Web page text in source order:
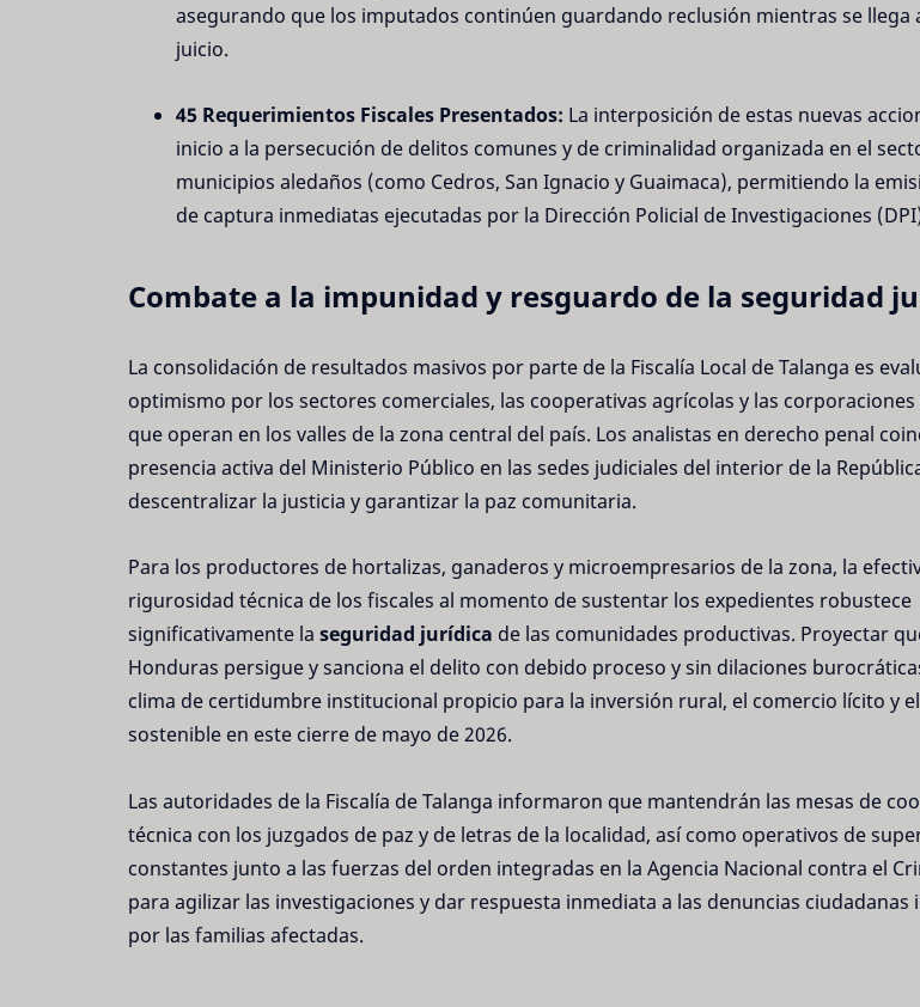
asegurando que los imputados continúen guardando reclusión mientras se llega
juicio.
45 Requerimientos Fiscales Presentados: La interposición de estas nuevas
inicio a la persecución de delitos comunes y de criminalidad organizada en el
municipios aledaños (como Cedros, San Ignacio y Guaimaca), permitiendo la
de captura inmediatas ejecutadas por la Dirección Policial de Investigaciones
Combate a la impunidad y resguardo de la seguridad
La consolidación de resultados masivos por parte de la Fiscalía Local de Talanga es
optimismo por los sectores comerciales, las cooperativas agrícolas y las
que operan en los valles de la zona central del país. Los analistas en derecho penal
presencia activa del Ministerio Público en las sedes judiciales del interior de la
descentralizar la justicia y garantizar la paz comunitaria.
Para los productores de hortalizas, ganaderos y microempresarios de la zona, la
rigurosidad técnica de los fiscales al momento de sustentar los expedientes robustece
significativamente la seguridad jurídica de las comunidades productivas. Proyectar
Honduras persigue y sanciona el delito con debido proceso y sin dilaciones
clima de certidumbre institucional propicio para la inversión rural, el comercio lícito y
sostenible en este cierre de mayo de 2026.
Las autoridades de la Fiscalía de Talanga informaron que mantendrán las mesas de
técnica con los juzgados de paz y de letras de la localidad, así como operativos de
constantes junto a las fuerzas del orden integradas en la Agencia Nacional contra el
para agilizar las investigaciones y dar respuesta inmediata a las denuncias ciudadanas
por las familias afectadas.